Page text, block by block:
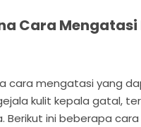
Cara
cara mengatasi yang
kulit kepala gatal,
Berikut ini beberapa